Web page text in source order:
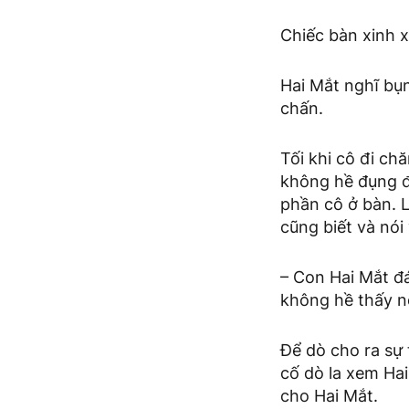
Chiếc bàn xinh
Hai Mắt nghĩ
chấn.
Tối khi cô đi
không hề đụng
phần cô ở bàn.
cũng biết và nói
– Con Hai Mắt
không hề thấy
Để dò cho ra sự
cố dò la xem
cho Hai Mắt.